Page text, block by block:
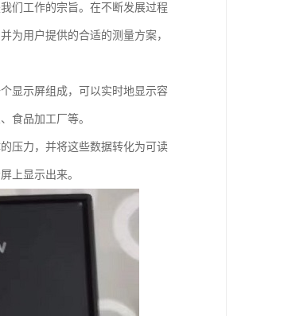
们工作的宗旨。在不断发展过程
为用户提供的合适的测量方案，
显示屏组成，可以实时地显示容
食品加工厂等。
压力，并将这些数据转化为可读
上显示出来。